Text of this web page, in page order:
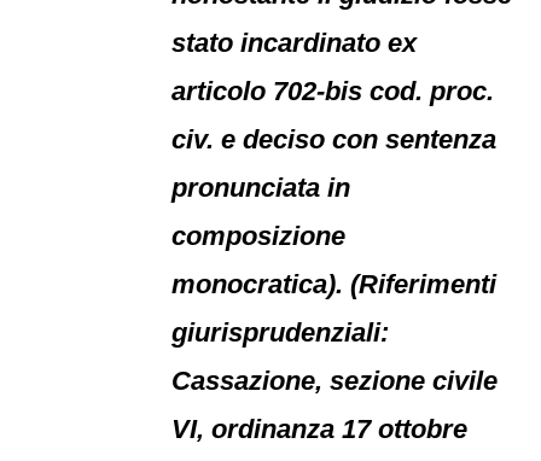
stato incardinato ex
articolo 702-bis cod. proc.
civ. e deciso con sentenza
pronunciata in
composizione
monocratica). (Riferimenti
giurisprudenziali:
Cassazione, sezione civile
VI, ordinanza 17 ottobre